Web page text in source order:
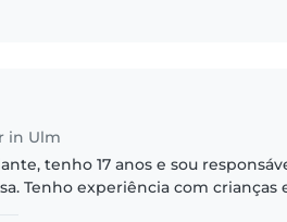
in Ulm
tenho 17 anos e sou
Tenho experiência com crianças